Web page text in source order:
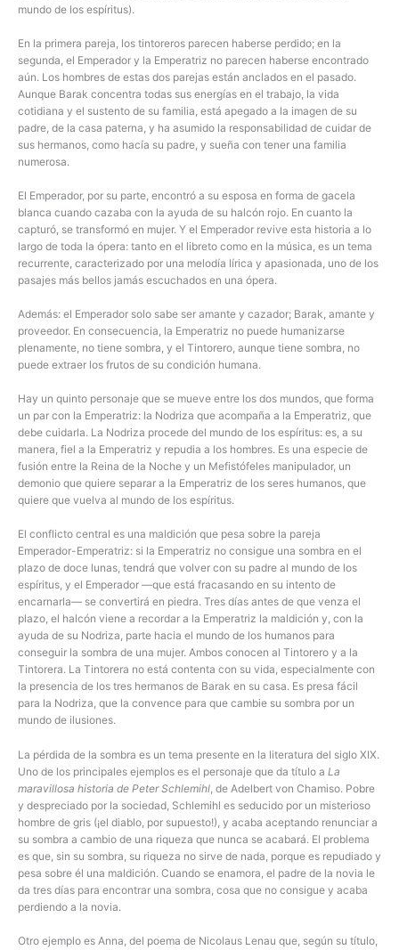
mundo de los espíritus).
En la primera pareja, los tintoreros parecen haberse perdido; en la
segunda, el Emperador y la Emperatriz no parecen haberse encontrado
aún. Los hombres de estas dos parejas están anclados en el pasado.
Aunque Barak concentra todas sus energías en el trabajo, la vida
cotidiana y el sustento de su familia, está apegado a la imagen de su
padre, de la casa paterna, y ha asumido la responsabilidad de cuidar de
sus hermanos, como hacía su padre, y sueña con tener una familia
numerosa.
El Emperador, por su parte, encontró a su esposa en forma de gacela
blanca cuando cazaba con la ayuda de su halcón rojo. En cuanto la
capturó, se transformó en mujer. Y el Emperador revive esta historia a lo
largo de toda la ópera: tanto en el libreto como en la música, es un tema
recurrente, caracterizado por una melodía lírica y apasionada, uno de los
pasajes más bellos jamás escuchados en una ópera.
Además: el Emperador solo sabe ser amante y cazador; Barak, amante y
proveedor. En consecuencia, la Emperatriz no puede humanizarse
plenamente, no tiene sombra, y el Tintorero, aunque tiene sombra, no
puede extraer los frutos de su condición humana.
Hay un quinto personaje que se mueve entre los dos mundos, que forma
un par con la Emperatriz: la Nodriza que acompaña a la Emperatriz, que
debe cuidarla. La Nodriza procede del mundo de los espíritus: es, a su
manera, fiel a la Emperatriz y repudia a los hombres. Es una especie de
fusión entre la Reina de la Noche y un Mefistófeles manipulador, un
demonio que quiere separar a la Emperatriz de los seres humanos, que
quiere que vuelva al mundo de los espíritus.
El conflicto central es una maldición que pesa sobre la pareja
Emperador-Emperatriz: si la Emperatriz no consigue una sombra en el
plazo de doce lunas, tendrá que volver con su padre al mundo de los
espíritus, y el Emperador —que está fracasando en su intento de
encarnarla— se convertirá en piedra. Tres días antes de que venza el
plazo, el halcón viene a recordar a la Emperatriz la maldición y, con la
ayuda de su Nodriza, parte hacia el mundo de los humanos para
conseguir la sombra de una mujer. Ambos conocen al Tintorero y a la
Tintorera. La Tintorera no está contenta con su vida, especialmente con
la presencia de los tres hermanos de Barak en su casa. Es presa fácil
para la Nodriza, que la convence para que cambie su sombra por un
mundo de ilusiones.
La pérdida de la sombra es un tema presente en la literatura del siglo XIX.
Uno de los principales ejemplos es el personaje que da título a La
maravillosa historia de Peter Schlemihl , de Adelbert von Chamiso. Pobre
y despreciado por la sociedad, Schlemihl es seducido por un misterioso
hombre de gris (¡el diablo, por supuesto!), y acaba aceptando renunciar a
su sombra a cambio de una riqueza que nunca se acabará. El problema
es que, sin su sombra, su riqueza no sirve de nada, porque es repudiado y
pesa sobre él una maldición. Cuando se enamora, el padre de la novia le
da tres días para encontrar una sombra, cosa que no consigue y acaba
perdiendo a la novia.
Otro ejemplo es Anna, del poema de Nicolaus Lenau que, según su título,